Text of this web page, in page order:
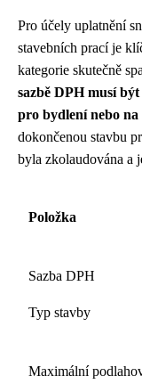
Pro účely uplatnění
stavebních prací je
kategorie skutečně
sazbě DPH musí
pro bydlení nebo
dokončenou stavbu
byla zkolaudována a
Položka
Sazba DPH
Typ stavby
Maximální